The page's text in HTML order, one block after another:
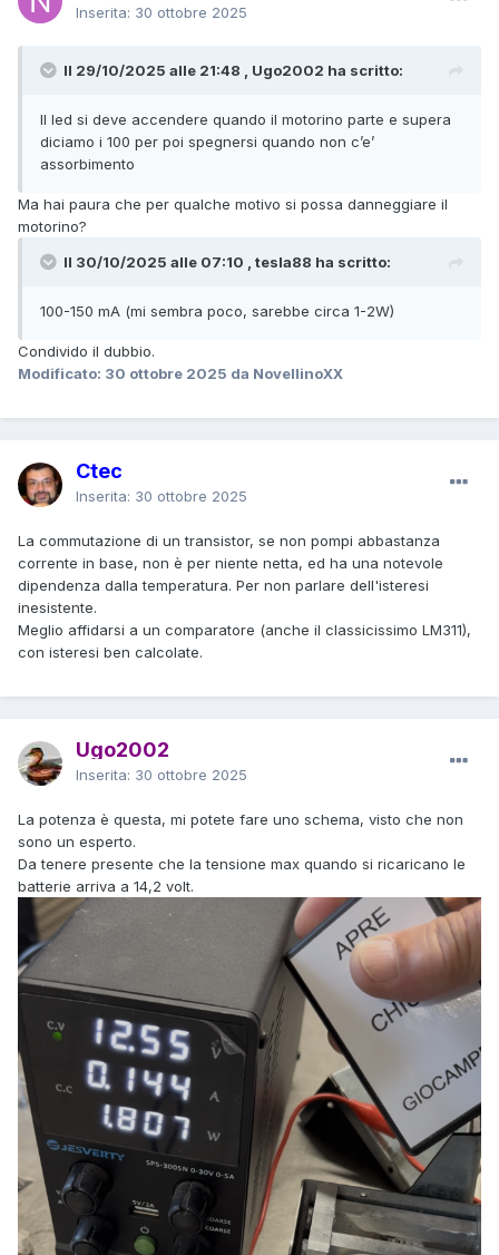
Inserita: 30 ottobre 2025
Il 29/10/2025 alle 21:48 , Ugo2002 ha scritto:
Il led si deve accendere quando il motorino parte e supera
diciamo i 100 per poi spegnersi quando non c’e’
assorbimento
Ma hai paura che per qualche motivo si possa danneggiare il
motorino?
Il 30/10/2025 alle 07:10 , tesla88 ha scritto:
100-150 mA (mi sembra poco, sarebbe circa 1-2W)
Condivido il dubbio.
Modificato: 30 ottobre 2025 da NovellinoXX
Ctec
Inserita: 30 ottobre 2025
La commutazione di un transistor, se non pompi abbastanza
corrente in base, non è per niente netta, ed ha una notevole
dipendenza dalla temperatura. Per non parlare dell'isteresi
inesistente.
Meglio affidarsi a un comparatore (anche il classicissimo LM311),
con isteresi ben calcolate.
Ugo2002
Inserita: 30 ottobre 2025
La potenza è questa, mi potete fare uno schema, visto che non
sono un esperto.
Da tenere presente che la tensione max quando si ricaricano le
batterie arriva a 14,2 volt.